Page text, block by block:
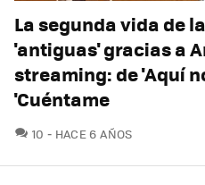
La segunda vida de
'antiguas' gracias a
streaming: de 'Aquí
'Cuéntame
10 COMENTARIOS
HACE 6 AÑOS